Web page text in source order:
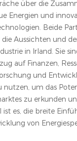
über die
Energien und
Beide
Aussichten und
in Irland. Sie
auf Finanzen,
und
nutzen, um das
zu erkunden
ist es, die breite
von